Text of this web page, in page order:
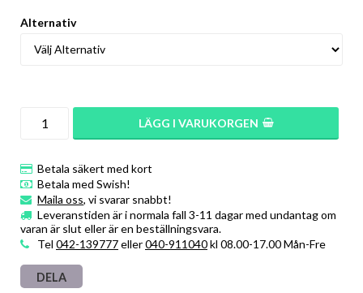
Alternativ
LÄGG I VARUKORGEN
Betala säkert med kort
Betala med Swish!
Maila oss, vi svarar snabbt!
Leveranstiden är i normala fall 3-11 dagar med undantag om
varan är slut eller är en beställningsvara.
Tel 042-139777eller040-911040kl 08.00-17.00 Mån-Fre
DELA